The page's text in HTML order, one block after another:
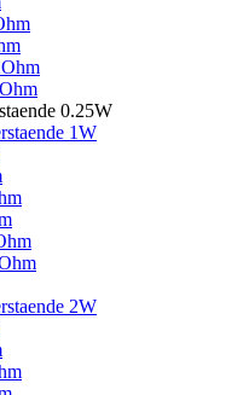
0.25W
1W
2W